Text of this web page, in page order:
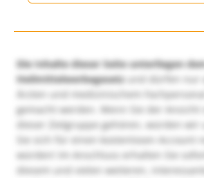
Die Inhalte dieser Seite unterliegen
Heilmittelwerbegesetzund dürfen nur
Ärzten und medizinischem
gemacht werden. Wenn Sie der Ansicht
dieser Zielgruppe gehören, würden wir
Sie sich für einen kostenlosen Account
würden! Im Anschluss erhalten Sie
diesem und vielen weiteren,